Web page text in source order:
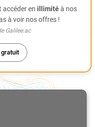
accéder en illimitéà nos
à voir nos offres !
Galilee.ac
gratuit